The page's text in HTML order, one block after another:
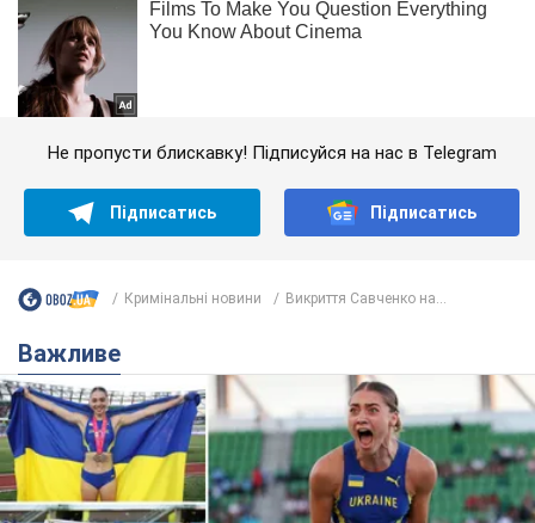
Не пропусти блискавку! Підписуйся на нас в Telegram
Підписатись Підписатись
Кримінальні новини Викриття Савченко на...
Важливе